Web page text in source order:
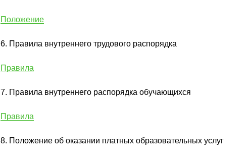
Положение
6. Правила внутреннего трудового распорядка
Правила
7. Правила внутреннего распорядка обучающихся
Правила
8. Положение об оказании платных образовательных услуг